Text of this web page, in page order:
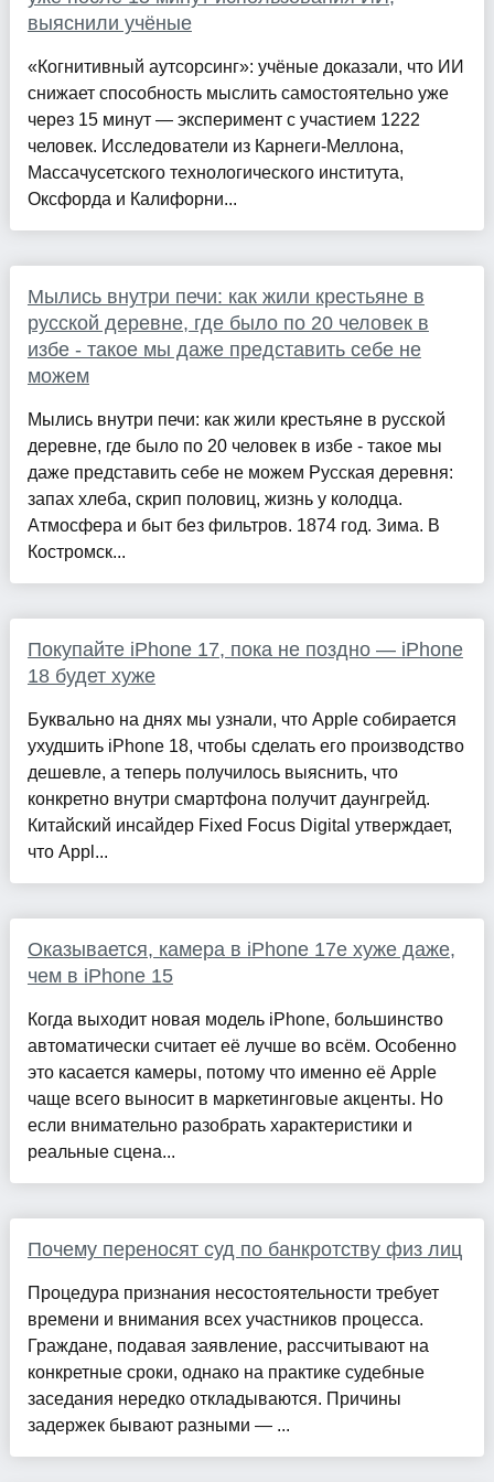
выяснили учёные
«Когнитивный аутсорсинг»: учёные доказали, что ИИ
снижает способность мыслить самостоятельно уже
через 15 минут — эксперимент с участием 1222
человек. Исследователи из Карнеги-Меллона,
Массачусетского технологического института,
Оксфорда и Калифорни...
Мылись внутри печи: как жили крестьяне в
русской деревне, где было по 20 человек в
избе - такое мы даже представить себе не
можем
Мылись внутри печи: как жили крестьяне в русской
деревне, где было по 20 человек в избе - такое мы
даже представить себе не можем Русская деревня:
запах хлеба, скрип половиц, жизнь у колодца.
Атмосфера и быт без фильтров. 1874 год. Зима. В
Костромск...
Покупайте iPhone 17, пока не поздно — iPhone
18 будет хуже
Буквально на днях мы узнали, что Apple собирается
ухудшить iPhone 18, чтобы сделать его производство
дешевле, а теперь получилось выяснить, что
конкретно внутри смартфона получит даунгрейд.
Китайский инсайдер Fixed Focus Digital утверждает,
что Appl...
Оказывается, камера в iPhone 17e хуже даже,
чем в iPhone 15
Когда выходит новая модель iPhone, большинство
автоматически считает её лучше во всём. Особенно
это касается камеры, потому что именно её Apple
чаще всего выносит в маркетинговые акценты. Но
если внимательно разобрать характеристики и
реальные сцена...
Почему переносят суд по банкротству физ лиц
Процедура признания несостоятельности требует
времени и внимания всех участников процесса.
Граждане, подавая заявление, рассчитывают на
конкретные сроки, однако на практике судебные
заседания нередко откладываются. Причины
задержек бывают разными — ...